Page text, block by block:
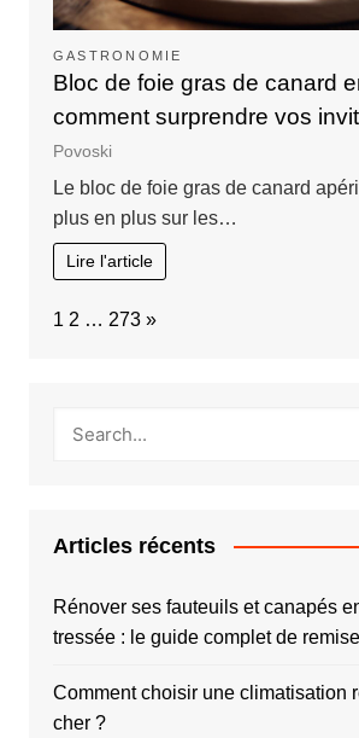
GASTRONOMIE
Bloc de foie gras de canard
comment surprendre vos
Povoski
Le bloc de foie gras de canard
plus en plus sur les…
Lire l'article
Page:
1 2 … 273 Next
»
Articles récents
Rénover ses fauteuils et canapés
tressée : le guide complet de
Comment choisir une climatisation
cher ?